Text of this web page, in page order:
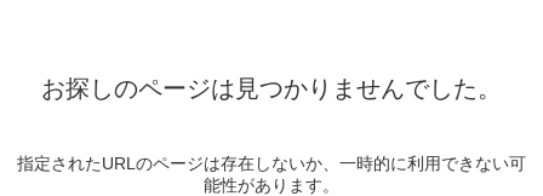
お探しのページは見つかりませんでした。
指定されたURLのページは存在しないか、一時的に利用できない可
能性があります。